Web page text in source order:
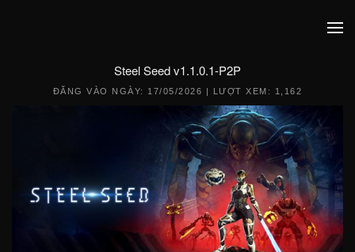
Steel Seed v1.1.0.1-P2P
ĐĂNG VÀO NGÀY: 17/05/2026 | LƯỢT XEM: 1,162